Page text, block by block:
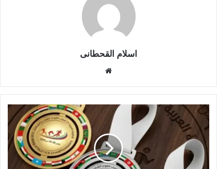
اسلام القحطانى
ق
ع
و
ي
ب